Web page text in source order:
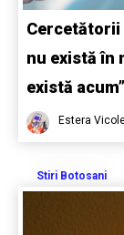
Cercetătorii
nu există în
există acum”
Estera
Stiri Botosani